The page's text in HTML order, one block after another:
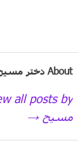
About دختر مسیح
مسیح →